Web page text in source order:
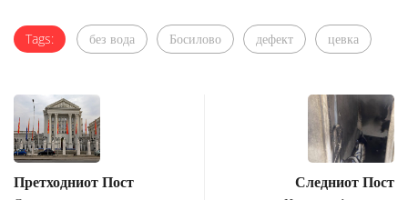
Tags: без вода Босилово дефект цевка
Претходниот Пост Следниот Пост